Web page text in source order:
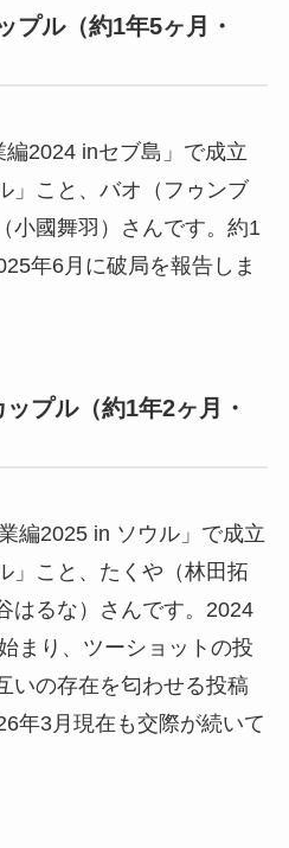
プル（約1年5ヶ月・
2024 inセブ島」で成立
」こと、バオ（フゥンブ
小國舞羽）さんです。約1
年6月に破局を報告しま
プル（約1年2ヶ月・
編2025 in ソウル」で成立
」こと、たくや（林田拓
はるな）さんです。2024
まり、ツーショットの投
いの存在を匂わせる投稿
年3月現在も交際が続いて